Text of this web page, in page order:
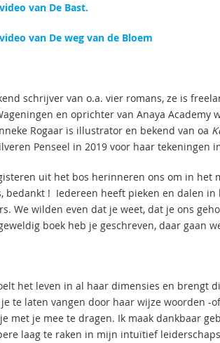
van De Bast.
van De weg van de Bloem
schrijver van o.a. vier romans, ze is
en oprichter van Anaya
Rogaar is illustrator en bekend van oa
Penseel in 2019 voor haar tekeningen
uit het bos herinneren ons om in het
bedankt ! Iedereen heeft pieken en dalen
We wilden even dat je weet, dat je ons
boek heb je geschreven, daar gaan
het leven in al haar dimensies en brengt
te laten vangen door haar wijze woorden -
met je mee te dragen. Ik maak dankbaar
laag te raken in mijn intuïtief